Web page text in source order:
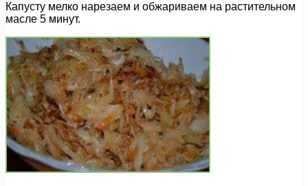
Капусту мелко нарезаем и обжариваем на растительном
масле 5 минут.